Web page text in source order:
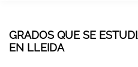
GRADOS QUE SE
EN LLEIDA